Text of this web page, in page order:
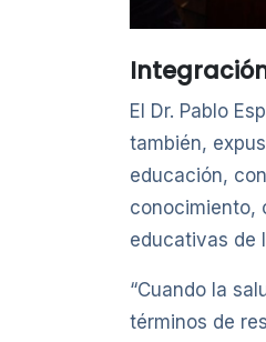
El Dr. Pablo
también,
educación,
conocimiento,
educativas de
“Cuando la
términos de